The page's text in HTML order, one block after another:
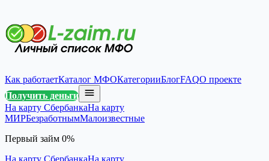
Как работаетКаталог МФОКатегорииБлогFAQО проекте
Получить деньги
На карту СбербанкаНа карту
МИРБезработнымМалоизвестные
Первый займ 0%
На карту СбербанкаНа карту